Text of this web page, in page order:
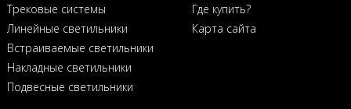
Трековые системы
Линейные светильники
Встраиваемые светильники
Накладные светильники
Подвесные светильники
Где купить?
Карта сайта